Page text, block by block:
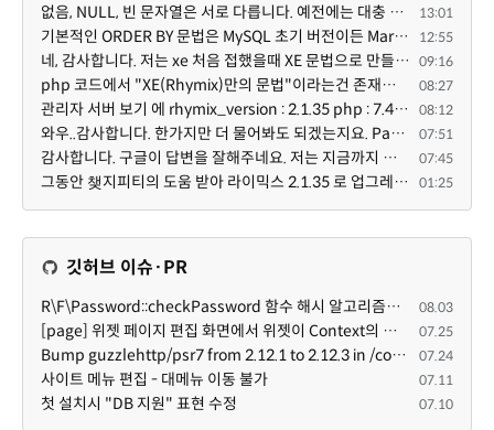
없음, NULL, 빈 문자열은 서로 다릅니다. 예전에는 대충 써도 서로 통용되었지만, 그것 때문에 버그나 보안... 13:01
기본적인 ORDER BY 문법은 MySQL 초기 버전이든 MariaDB 최신 버전이든 차이가 없습니다. 라이믹스 게시판에... 12:55
네, 감사합니다. 저는 xe 처음 접했을때 XE 문법으로 만들었다고 해서 xe코드들이 php와 전혀 다른것 같이 ... 09:16
php 코드에서 "XE(Rhymix)만의 문법"이라는건 존재하지도 않고 별도의 인터프리터를 만들지 않는한 쓸 수도 ... 08:27
관리자 서버 보기 에 rhymix_version : 2.1.35 php : 7.4.3 (64-bit) db.type : mysql (innodb, utf8mb4) db... 08:12
와우..감사합니다. 한가지만 더 물어봐도 되겠는지요. Password.php 파일안에 클래스와 함수들은 순수 php ... 07:51
감사합니다. 구글이 답변을 잘해주네요. 저는 지금까지 md5 에 머물러 있었네요. md5는 구석기 알고리즘이 ... 07:45
그동안 챚지피티의 도움 받아 라이믹스 2.1.35 로 업그레이드 잘 한 것은 부인할 수 없는 사실입니다. 그런... 01:25
깃허브 이슈·PR
R\F\Password::checkPassword 함수 해시 알고리즘을 암시적으로 호출하는 경우 Argon2id 해시 비교 실패 08.03
[page] 위젯 페이지 편집 화면에서 위젯이 Context의 module_info를 덮어쓰면 저장이 ERR_ACT_IS_NOT_STANDALONE으로 실패 07.25
Bump guzzlehttp/psr7 from 2.12.1 to 2.12.3 in /common 07.24
사이트 메뉴 편집 - 대메뉴 이동 불가 07.11
첫 설치시 "DB 지원" 표현 수정 07.10